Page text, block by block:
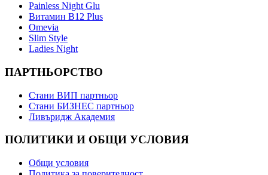
Painless Night Glu
Витамин B12 Plus
Оmevia
Slim Style
Ladies Night
ПАРТНЬОРСТВО
Стани ВИП партньор
Стани БИЗНЕС партньор
Ливъридж Академия
ПОЛИТИКИ И ОБЩИ УСЛОВИЯ
Общи условия